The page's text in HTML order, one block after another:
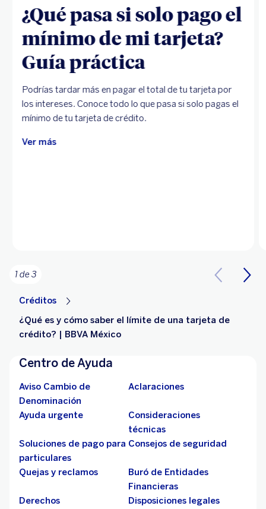
¿Qué pasa si solo pago el
mínimo de mi tarjeta?
Guía práctica
Podrías tardar más en pagar el total de tu tarjeta por
los intereses. Conoce todo lo que pasa si solo pagas el
mínimo de tu tarjeta de crédito.
Ver más
1 de 3
Créditos
¿Qué es y cómo saber el límite de una tarjeta de
crédito? | BBVA México
Centro de Ayuda
Aviso Cambio de
Denominación
Aclaraciones
Ayuda urgente
Consideraciones
técnicas
Soluciones de pago para
particulares
Consejos de seguridad
Quejas y reclamos
Buró de Entidades
Financieras
Derechos
Disposiciones legales